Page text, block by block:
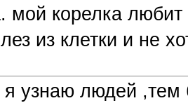
мой корелка любит
из клетки и не
узнаю людей